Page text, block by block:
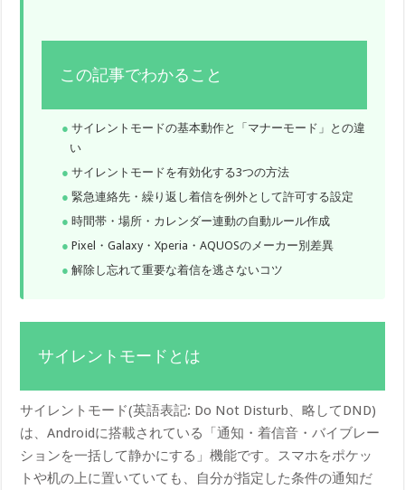
この記事でわかること
サイレントモードの基本動作と「マナーモード」との違
い
サイレントモードを有効化する3つの方法
緊急連絡先・繰り返し着信を例外として許可する設定
時間帯・場所・カレンダー連動の自動ルール作成
Pixel・Galaxy・Xperia・AQUOSのメーカー別差異
解除し忘れて重要な着信を逃さないコツ
サイレントモードとは
サイレントモード(英語表記: Do Not Disturb、略してDND)
は、Androidに搭載されている「通知・着信音・バイブレー
ションを一括して静かにする」機能です。スマホをポケッ
トや机の上に置いていても、自分が指定した条件の通知だ